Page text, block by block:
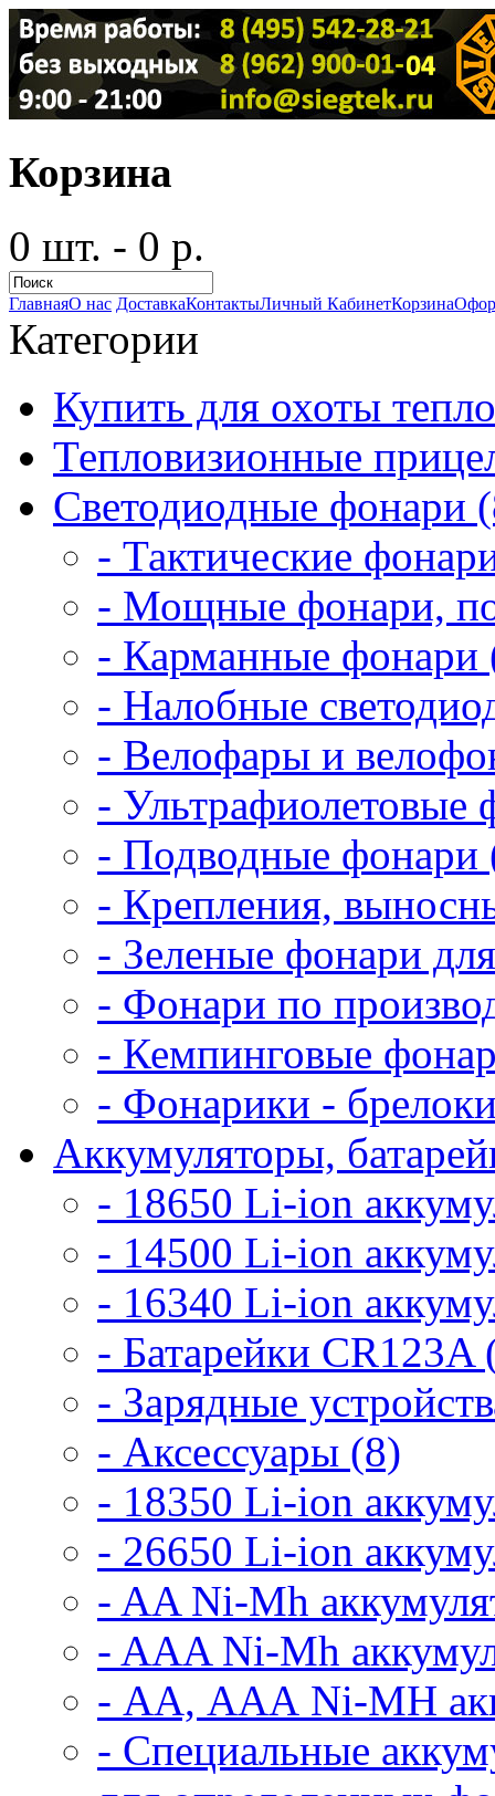
Корзина
0 шт. - 0 р.
ГлавнаяО нас ДоставкаКонтактыЛичный КабинетКорзина
Категории
Купить для охоты
Тепловизионные
Светодиодные фонари
- Тактические
- Мощные фонари,
- Карманные фонари
- Налобные
- Велофары и
- Ультрафиолетовые
- Подводные фонари
- Крепления,
- Зеленые фонари
- Фонари по
- Кемпинговые
- Фонарики -
Аккумуляторы,
- 18650 Li-ion
- 14500 Li-ion
- 16340 Li-ion
- Батарейки CR123A
- Зарядные
- Аксессуары (8)
- 18350 Li-ion
- 26650 Li-ion
- AA Ni-Mh
- AAA Ni-Mh
- АА, ААА Ni-MH
- Специальные